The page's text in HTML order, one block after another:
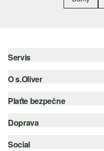
Servis
Pomoc a FAQ
Nápoveda k veľkostiam
O s.Oliver
Leták
s.Oliver Group
Plaťte bezpečne
Kreditná karta
PayPal
Doprava
Slovenská pošta
Social